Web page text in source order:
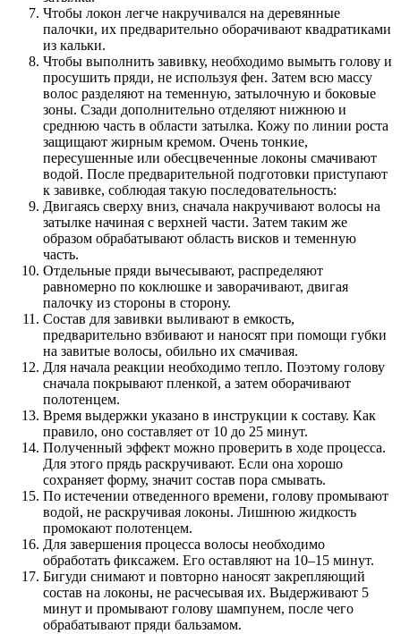
Чтобы локон легче накручивался на деревянные
палочки, их предварительно оборачивают квадратиками
из кальки.
Чтобы выполнить завивку, необходимо вымыть голову и
просушить пряди, не используя фен. Затем всю массу
волос разделяют на теменную, затылочную и боковые
зоны. Сзади дополнительно отделяют нижнюю и
среднюю часть в области затылка. Кожу по линии роста
защищают жирным кремом. Очень тонкие,
пересушенные или обесцвеченные локоны смачивают
водой. После предварительной подготовки приступают
к завивке, соблюдая такую последовательность:
Двигаясь сверху вниз, сначала накручивают волосы на
затылке начиная с верхней части. Затем таким же
образом обрабатывают область висков и теменную
часть.
Отдельные пряди вычесывают, распределяют
равномерно по коклюшке и заворачивают, двигая
палочку из стороны в сторону.
Состав для завивки выливают в емкость,
предварительно взбивают и наносят при помощи губки
на завитые волосы, обильно их смачивая.
Для начала реакции необходимо тепло. Поэтому голову
сначала покрывают пленкой, а затем оборачивают
полотенцем.
Время выдержки указано в инструкции к составу. Как
правило, оно составляет от 10 до 25 минут.
Полученный эффект можно проверить в ходе процесса.
Для этого прядь раскручивают. Если она хорошо
сохраняет форму, значит состав пора смывать.
По истечении отведенного времени, голову промывают
водой, не раскручивая локоны. Лишнюю жидкость
промокают полотенцем.
Для завершения процесса волосы необходимо
обработать фиксажем. Его оставляют на 10–15 минут.
Бигуди снимают и повторно наносят закрепляющий
состав на локоны, не расчесывая их. Выдерживают 5
минут и промывают голову шампунем, после чего
обрабатывают пряди бальзамом.